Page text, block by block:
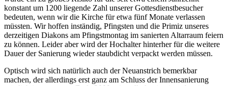
konstant um 1200 liegende Zahl unserer Gottesdienstbesucher
bedeuten, wenn wir die Kirche für etwa fünf Monate verlassen
müssten. Wir hoffen inständig, Pfingsten und die Primiz unseres
derzeitigen Diakons am Pfingstmontag im sanierten Altarraum feiern
zu können. Leider aber wird der Hochalter hinterher für die weitere
Dauer der Sanierung wieder staubdicht verpackt werden müssen.
Optisch wird sich natürlich auch der Neuanstrich bemerkbar
machen, der allerdings erst ganz am Schluss der Innensanierung